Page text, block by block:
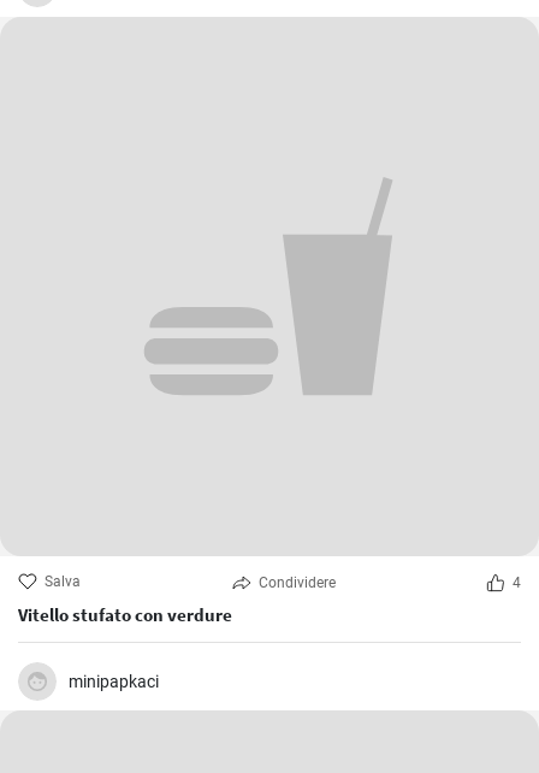
Salva Condividere 4
Vitello stufato con verdure
minipapkaci